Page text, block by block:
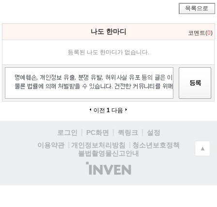
목록으로
나도 한마디 코멘트(0)
등록된 나도 한마디가 없습니다.
이전 1 다음
로그인 PC화면 퀵링크
설정
이용약관
개인정보처리방침
청소년보호정책
불법촬영물신고안내
(주)
인
▲